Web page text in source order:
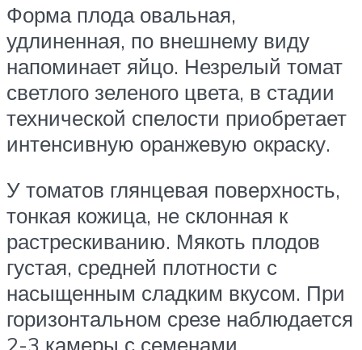
Форма плода овальная,
удлиненная, по внешнему виду
напоминает яйцо. Незрелый томат
светлого зеленого цвета, в стадии
технической спелости приобретает
интенсивную оранжевую окраску.
У томатов глянцевая поверхность,
тонкая кожица, не склонная к
растрескиванию. Мякоть плодов
густая, средней плотности с
насыщенным сладким вкусом. При
горизонтальном срезе наблюдается
2-3 камеры с семенами.